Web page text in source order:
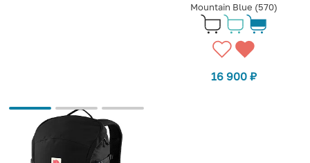
Mountain Blue (570)
16 900 ₽